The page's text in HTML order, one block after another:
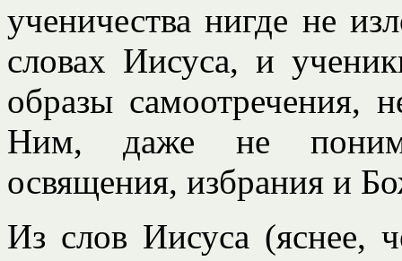
ученичества нигде не
словах Иисуса, и
образы самоотречения,
Ним, даже не
освящения, избрания и
Из слов Иисуса (яснее,